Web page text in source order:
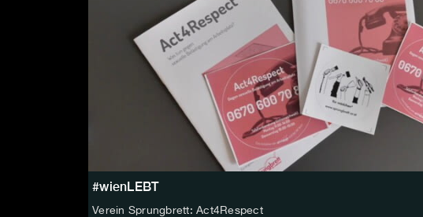
#wienLEBT
Verein Sprungbrett: Act4Respect